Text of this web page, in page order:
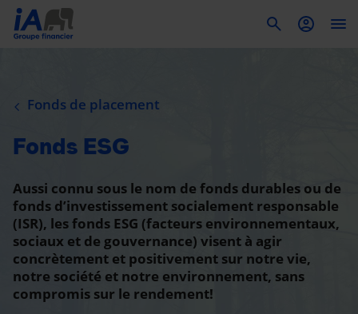
Fonds de placement
Fonds ESG
Aussi connu sous le nom de fonds durables ou de
fonds d’investissement socialement responsable
(ISR), les fonds ESG (facteurs environnementaux,
sociaux et de gouvernance) visent à agir
concrètement et positivement sur notre vie,
notre société et notre environnement, sans
compromis sur le rendement!